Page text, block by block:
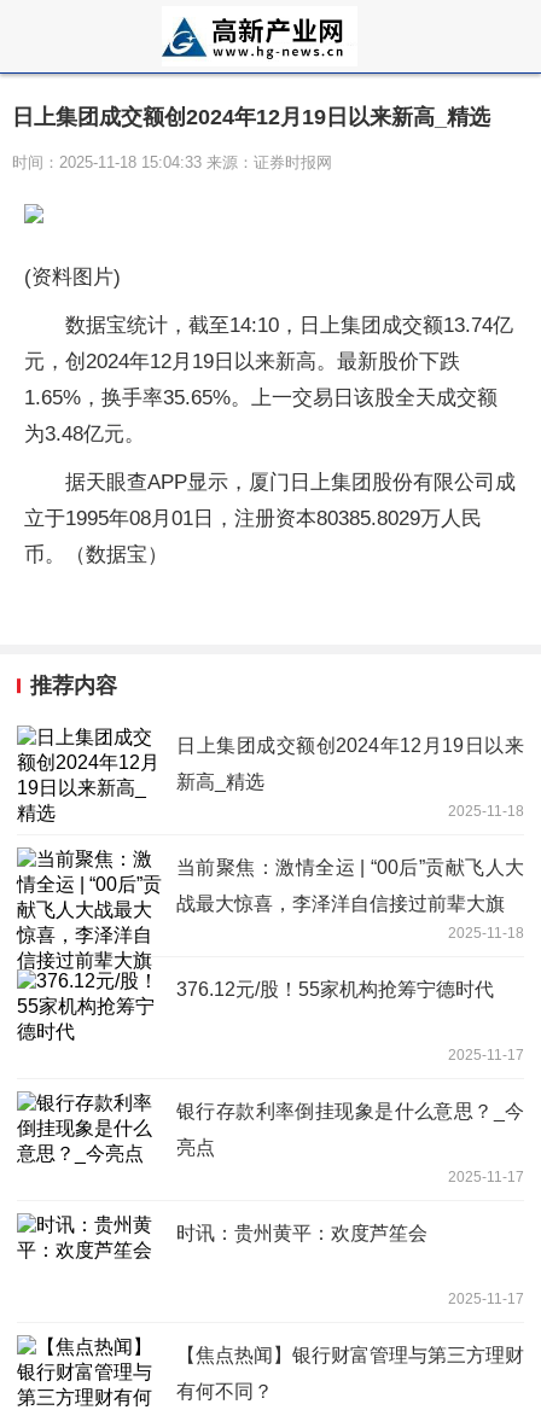
日上集团成交额创2024年12月19日以来新高_精选
时间：2025-11-18 15:04:33 来源：证券时报网
(资料图片)
数据宝统计，截至14:10，日上集团成交额13.74亿
元，创2024年12月19日以来新高。最新股价下跌
1.65%，换手率35.65%。上一交易日该股全天成交额
为3.48亿元。
据天眼查APP显示，厦门日上集团股份有限公司成
立于1995年08月01日，注册资本80385.8029万人民
币。（数据宝）
推荐内容
日上集团成交额创2024年12月19日以来
新高_精选
2025-11-18
当前聚焦：激情全运 | “00后”贡献飞人大
战最大惊喜，李泽洋自信接过前辈大旗
2025-11-18
376.12元/股！55家机构抢筹宁德时代
2025-11-17
银行存款利率倒挂现象是什么意思？_今
亮点
2025-11-17
时讯：贵州黄平：欢度芦笙会
2025-11-17
【焦点热闻】银行财富管理与第三方理财
有何不同？